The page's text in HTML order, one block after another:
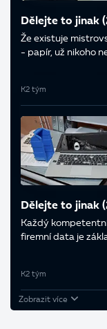
Dělejte to jinak
Že existuje
- papír, už nikoho
K2 tým
Dělejte to jinak
Každý
firemní data je
K2 tým
Zobrazit více